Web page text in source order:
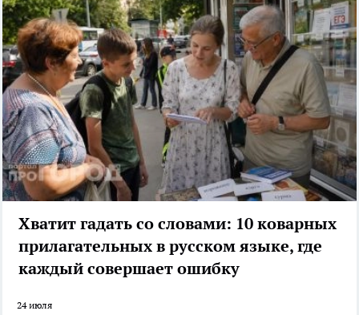
Хватит гадать со словами: 10 коварных
прилагательных в русском языке, где
каждый совершает ошибку
24 июля